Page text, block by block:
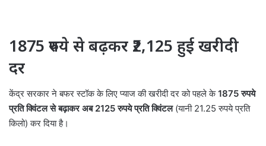
1875 रुपये से बढ़कर ₹2,125 हुई खरीदी
दर
केंद्र सरकार ने बफर स्टॉक के लिए प्याज की खरीदी दर को पहले के1875 रुपये
प्रति क्विंटल से बढ़ाकर अब 2125 रुपये प्रति क्विंटल(यानी 21.25 रुपये प्रति
किलो) कर दिया है।